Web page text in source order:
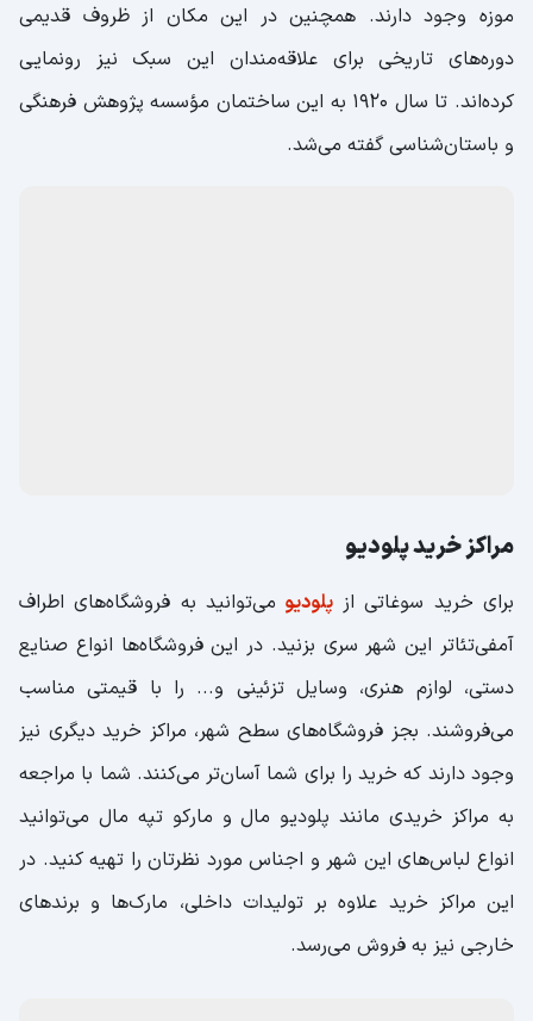
موزه وجود دارند. همچنین در این مکان از ظروف قدیمی
دوره‌های تاریخی برای علاقه‌مندان این سبک نیز رونمایی
کرده‌اند. تا سال 1920 به این ساختمان مؤسسه پژوهش فرهنگی
و باستان‌شناسی گفته می‌شد.
مراکز خرید پلودیو
برای خرید سوغاتی ازپلودیو می‌توانید به فروشگاه‌های اطراف
آمفی‌تئاتر این شهر سری بزنید. در این فروشگاه‌ها انواع صنایع
دستی، لوازم هنری، وسایل تزئینی و... را با قیمتی مناسب
می‌فروشند. بجز فروشگاه‌های سطح شهر، مراکز خرید دیگری نیز
وجود دارند که خرید را برای شما آسان‌تر می‌کنند. شما با مراجعه
به مراکز خریدی مانند پلودیو مال و مارکو تپه مال می‌توانید
انواع لباس‌های این شهر و اجناس مورد نظرتان را تهیه کنید. در
این مراکز خرید علاوه بر تولیدات داخلی، مارک‌ها و برندهای
خارجی نیز به فروش می‌رسد.